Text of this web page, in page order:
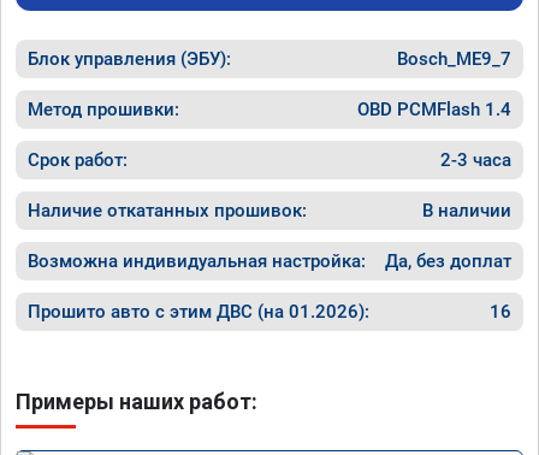
Блок управления (ЭБУ): Bosch_ME9_7
Метод прошивки: OBD PCMFlash 1.4
Срок работ: 2-3 часа
Наличие откатанных прошивок: В наличии
Возможна индивидуальная настройка: Да, без доплат
Прошито авто с этим ДВС (на 01.2026): 16
Примеры наших работ: